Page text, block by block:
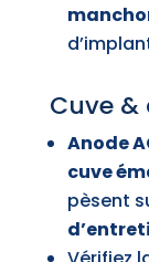
Cuve
Anode
cuve
pèsent